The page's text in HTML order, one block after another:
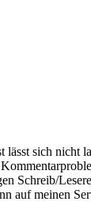
lässt sich nicht
Schreib/
auf meinen